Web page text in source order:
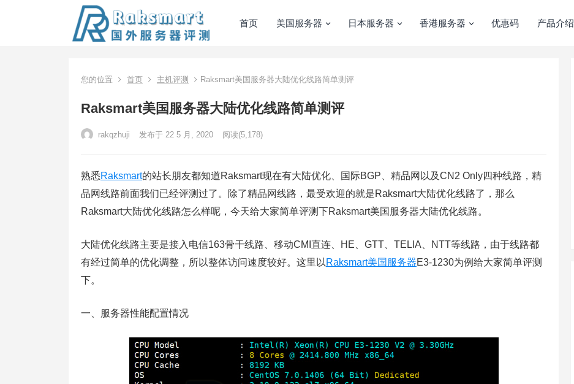
首页 美国服务器 日本服务器 香港服务器 优惠码 产品介绍
您的位置 首页 主机评测 Raksmart美国服务器大陆优化线路简单测评
Raksmart美国服务器大陆优化线路简单测评
rakqzhuji 发布于 22 5 月, 2020 阅读(5,178)
熟悉Raksmart的站长朋友都知道Raksmart现在有大陆优化、国际BGP、精品网以及CN2 Only四种线路，精
品网线路前面我们已经评测过了。除了精品网线路，最受欢迎的就是Raksmart大陆优化线路了，那么
Raksmart大陆优化线路怎么样呢，今天给大家简单评测下Raksmart美国服务器大陆优化线路。
大陆优化线路主要是接入电信163骨干线路、移动CMI直连、HE、GTT、TELIA、NTT等线路，由于线路都
有经过简单的优化调整，所以整体访问速度较好。这里以 Raksmart美国服务器E3-1230为例给大家简单评测
下。
一、服务器性能配置情况